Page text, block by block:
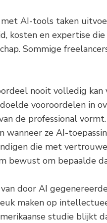
met AI-tools taken
kosten en expertise
Sommige
nooit volledig kan
vooroordelen in
de professional vormt.
wanneer ze AI-
die met
bewust om bepaalde
door AI
maken op
studie blijkt